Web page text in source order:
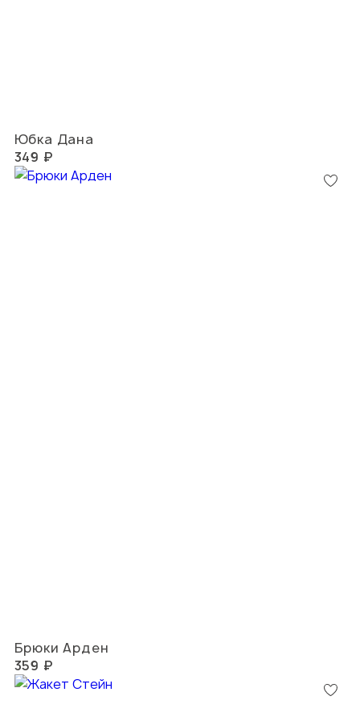
Юбка Дана
349 ₽
Брюки Арден
359 ₽